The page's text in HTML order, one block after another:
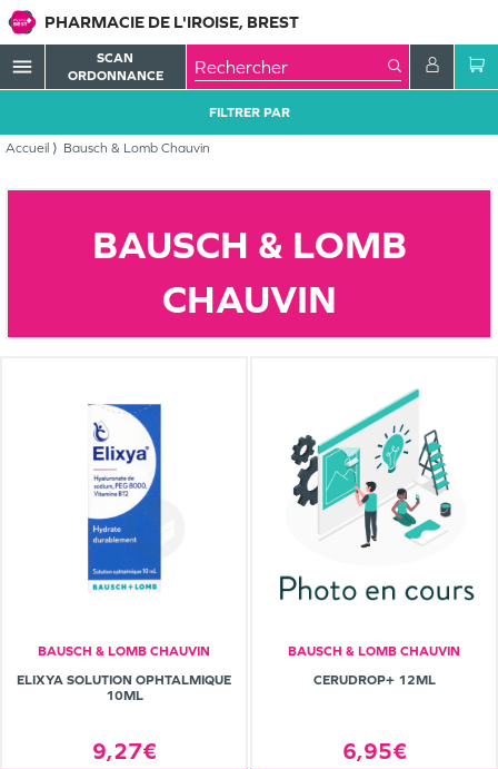
PHARMACIE DE L'IROISE, BREST
menu
SCAN
ORDONNANCE
Accueil Bausch & Lomb Chauvin
FILTRER PAR
BAUSCH & LOMB
CHAUVIN
BAUSCH & LOMB CHAUVIN
ELIXYA SOLUTION OPHTALMIQUE
10ML
9,27€
BAUSCH & LOMB CHAUVIN
CERUDROP+ 12ML
6,95€